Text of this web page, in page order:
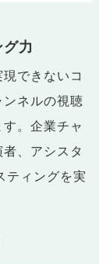
力
できないコ
ネルの視聴
。企業チャ
、アシスタ
ティングを実